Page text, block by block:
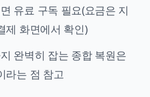
유료 구독 필요(요금은 지
제 화면에서 확인)
완벽히 잡는 종합 복원은
라는 점 참고